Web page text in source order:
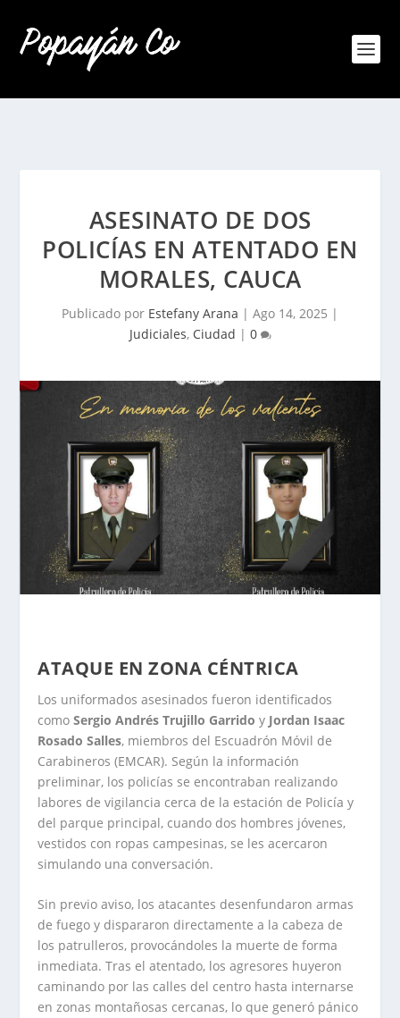
ASESINATO DE DOS
POLICÍAS EN ATENTADO EN
MORALES, CAUCA
Publicado por Estefany Arana | Ago 14, 2025 |
Judiciales, Ciudad | 0
ATAQUE EN ZONA CÉNTRICA
Los uniformados asesinados fueron identificados
comoSergio Andrés Trujillo Garrido y Jordan Isaac
Rosado Salles, miembros del Escuadrón Móvil de
Carabineros (EMCAR). Según la información
preliminar, los policías se encontraban realizando
labores de vigilancia cerca de la estación de Policía y
del parque principal, cuando dos hombres jóvenes,
vestidos con ropas campesinas, se les acercaron
simulando una conversación.
Sin previo aviso, los atacantes desenfundaron armas
de fuego y dispararon directamente a la cabeza de
los patrulleros, provocándoles la muerte de forma
inmediata. Tras el atentado, los agresores huyeron
caminando por las calles del centro hasta internarse
en zonas montañosas cercanas, lo que generó pánico